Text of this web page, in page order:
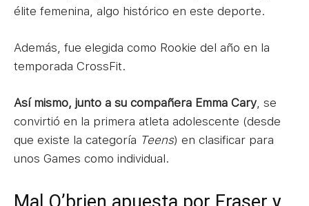
élite femenina, algo histórico en este deporte.
Además, fue elegida como Rookie del año en la
temporada CrossFit.
Así mismo, junto a su compañera Emma Cary , se
convirtió en la primera atleta adolescente (desde
que existe la categoría Teens) en clasificar para
unos Games como individual.